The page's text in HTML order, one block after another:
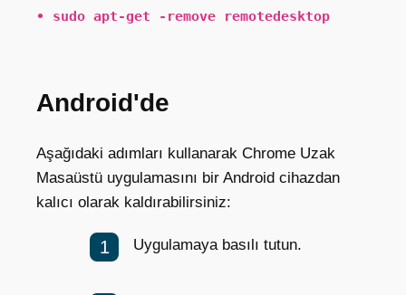
• sudo apt-get -remove remotedesktop
Android'de
Aşağıdaki adımları kullanarak Chrome Uzak
Masaüstü uygulamasını bir Android cihazdan
kalıcı olarak kaldırabilirsiniz:
Uygulamaya basılı tutun.